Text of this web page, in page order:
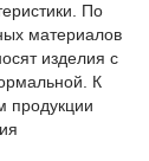
По
материалов
изделия с
К
продукции